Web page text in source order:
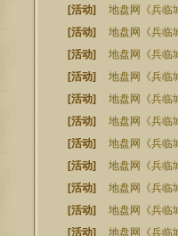
[活动]
地盘网《兵临
[活动]
地盘网《兵临
[活动]
地盘网《兵临
[活动]
地盘网《兵临
[活动]
地盘网《兵临
[活动]
地盘网《兵临
[活动]
地盘网《兵临
[活动]
地盘网《兵临
[活动]
地盘网《兵临
[活动]
地盘网《兵临
[活动]
地盘网《兵临